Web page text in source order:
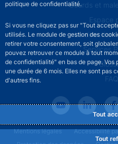
politique de confidentialité.
Si vous ne cliquez pas sur "Tout
utilisés. Le module de gestion des
retirer votre consentement, soit
pouvez retrouver ce module à tout
de confidentialité" en bas de page.
une durée de 6 mois. Elles ne sont pas
d'autres fins.
Tout
Tout
Sourds et
Espace
La direction
Services
Footer legal notice menu
Mentions légales Accessibilité